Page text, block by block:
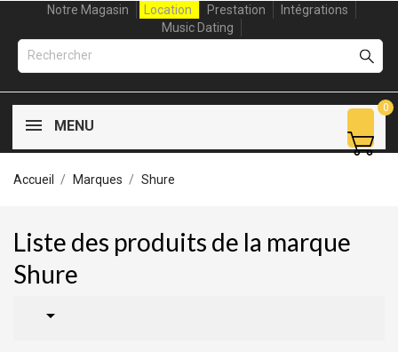
Notre Magasin Location Prestation
Intégrations
Music Dating
MENU
0
Accueil Marques Shure
Liste des produits de la marque
Shure
